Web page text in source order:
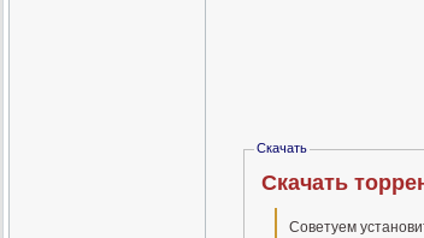
Скачать
Скачать
Советуем